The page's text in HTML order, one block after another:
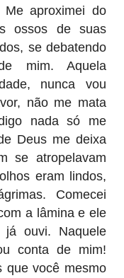
aproximei do
ossos de suas
se debatendo
mim. Aquela
nunca vou
não me mata
nada só me
Deus me deixa
se atropelavam
eram lindos,
Comecei
a lâmina e ele
ouvi. Naquele
conta de mim!
que você mesmo